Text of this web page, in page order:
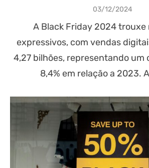
Posted
03/12/2024
A Black Friday 2024 trouxe
expressivos, com vendas
4,27 bilhões, representando um
8,4% em relação a 2023.